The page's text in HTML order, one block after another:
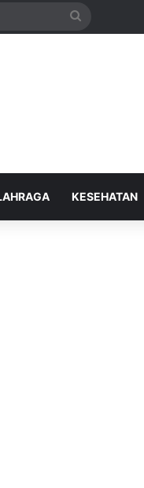
Search
KESEHATAN